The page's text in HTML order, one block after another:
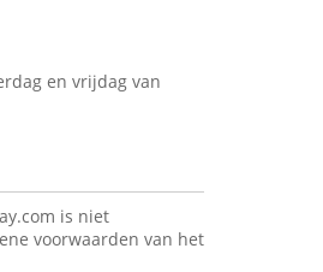
en vrijdag van
is niet
voorwaarden van het